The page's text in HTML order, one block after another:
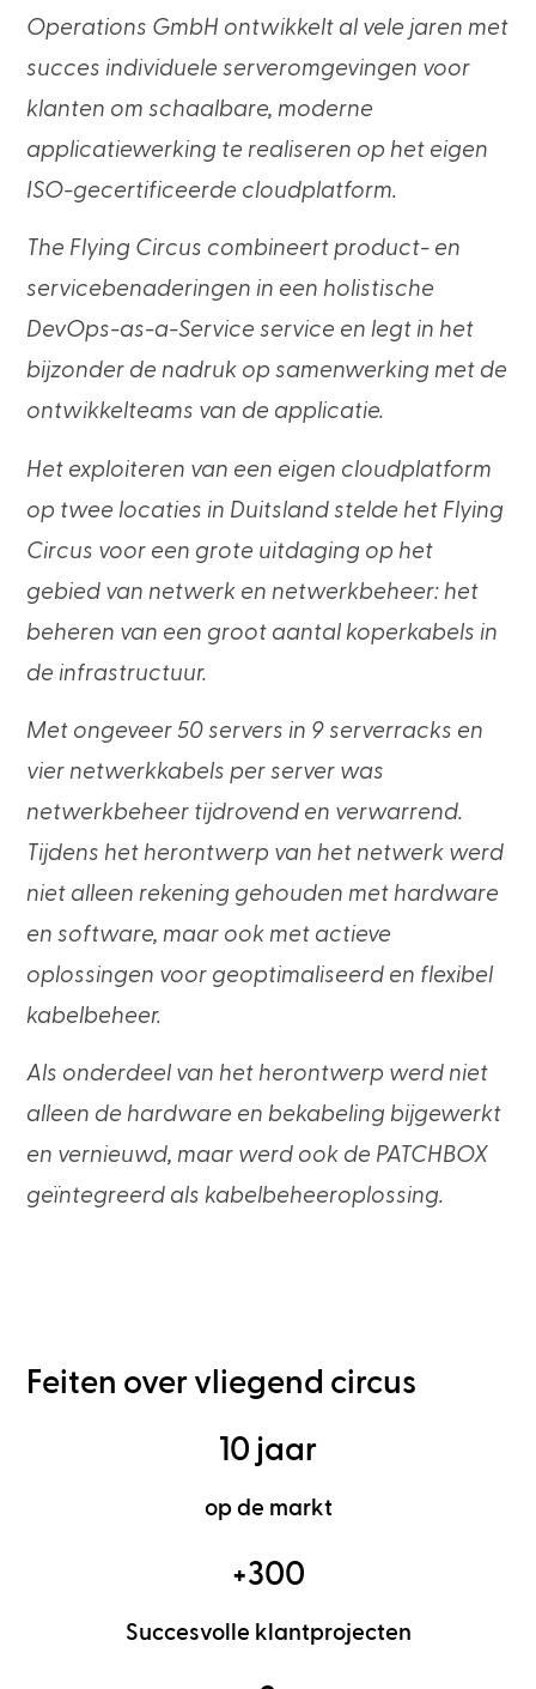
Operations GmbH ontwikkelt al vele jaren met
succes individuele serveromgevingen voor
klanten om schaalbare, moderne
applicatiewerking te realiseren op het eigen
ISO-gecertificeerde cloudplatform.
The Flying Circus combineert product- en
servicebenaderingen in een holistische
DevOps-as-a-Service service en legt in het
bijzonder de nadruk op samenwerking met de
ontwikkelteams van de applicatie.
Het exploiteren van een eigen cloudplatform
op twee locaties in Duitsland stelde het Flying
Circus voor een grote uitdaging op het
gebied van netwerk en netwerkbeheer: het
beheren van een groot aantal koperkabels in
de infrastructuur.
Met ongeveer 50 servers in 9 serverracks en
vier netwerkkabels per server was
netwerkbeheer tijdrovend en verwarrend.
Tijdens het herontwerp van het netwerk werd
niet alleen rekening gehouden met hardware
en software, maar ook met actieve
oplossingen voor geoptimaliseerd en flexibel
kabelbeheer.
Als onderdeel van het herontwerp werd niet
alleen de hardware en bekabeling bijgewerkt
en vernieuwd, maar werd ook de PATCHBOX
geïntegreerd als kabelbeheeroplossing.
Feiten over vliegend circus
10 jaar
op de markt
+300
Succesvolle klantprojecten